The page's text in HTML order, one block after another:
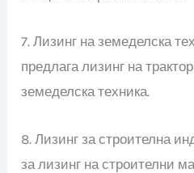
7. Лизинг на земеделска
предлага лизинг на
земеделска техника.
8. Лизинг за строителна
за лизинг на строителни